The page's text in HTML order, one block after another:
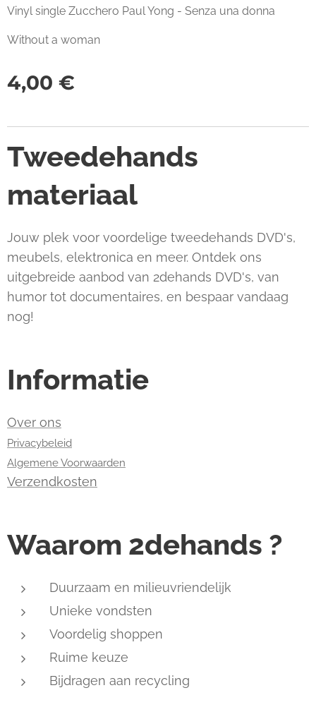
Vinyl single Zucchero Paul Yong - Senza una donna
Without a woman
4,00 €
Tweedehands
materiaal
Jouw plek voor voordelige tweedehands DVD's,
meubels, elektronica en meer. Ontdek ons
uitgebreide aanbod van 2dehands DVD's, van
humor tot documentaires, en bespaar vandaag
nog!
Informatie
Over ons
Privacybeleid
Algemene Voorwaarden
Verzendkosten
Waarom 2dehands ?
Duurzaam en milieuvriendelijk
Unieke vondsten
Voordelig shoppen
Ruime keuze
Bijdragen aan recycling